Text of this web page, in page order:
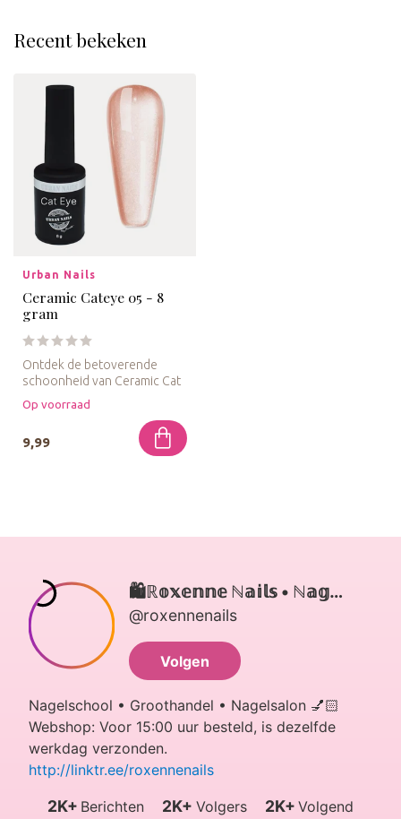
Recent bekeken
Urban Nails
Ceramic Cateye 05 - 8
gram
Ontdek de betoverende
schoonheid van Ceramic Cat
Eye 05 en geef je nagels een
ve...
Op voorraad
9,99